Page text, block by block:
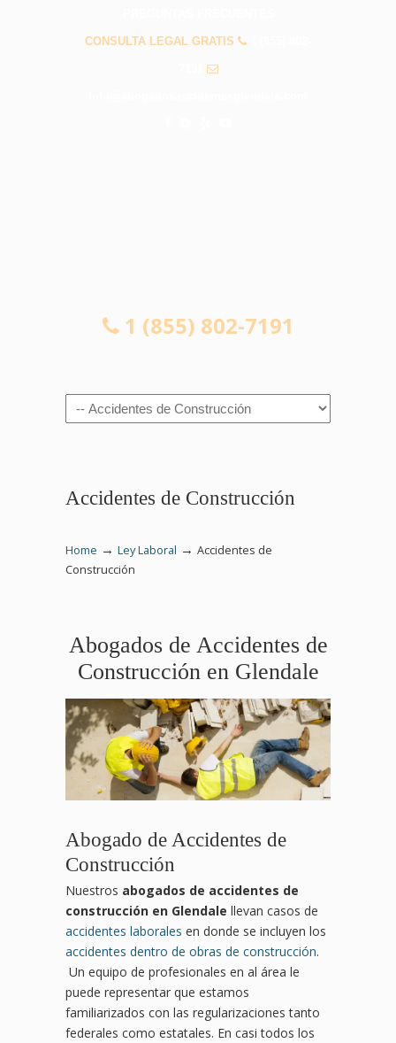
CONSULTA LEGAL GRATIS
1 (855) 802-7191
Navigation
Accidentes de Construcción
Home → Ley Laboral → Accidentes de
Construcción
Abogados de Accidentes de
Construcción en Glendale
Abogado de Accidentes de
Construcción
Nuestros abogados de accidentes de
construcción en Glendale llevan casos de
accidentes laborales en donde se incluyen los
accidentes dentro de obras de construcción.
Un equipo de profesionales en al área le
puede representar que estamos
familiarizados con las regularizaciones tanto
federales como estatales. En casi todos los